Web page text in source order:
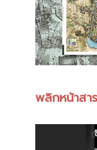
พลิกหน้าส